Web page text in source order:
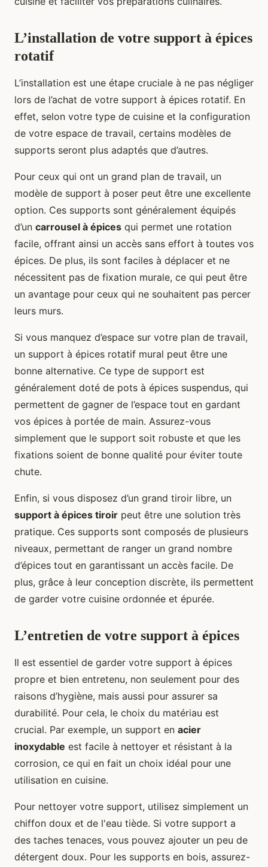
L’installation de votre support à épices
rotatif
L’installation est une étape cruciale à ne pas négliger
lors de l’achat de votre support à épices rotatif. En
effet, selon votre type de cuisine et la configuration
de votre espace de travail, certains modèles de
supports seront plus adaptés que d’autres.
Pour ceux qui ont un grand plan de travail, un
modèle de support à poser peut être une excellente
option. Ces supports sont généralement équipés
d’un carrousel à épices qui permet une rotation
facile, offrant ainsi un accès sans effort à toutes vos
épices. De plus, ils sont faciles à déplacer et ne
nécessitent pas de fixation murale, ce qui peut être
un avantage pour ceux qui ne souhaitent pas percer
leurs murs.
Si vous manquez d’espace sur votre plan de travail,
un support à épices rotatif mural peut être une
bonne alternative. Ce type de support est
généralement doté de pots à épices suspendus, qui
permettent de gagner de l’espace tout en gardant
vos épices à portée de main. Assurez-vous
simplement que le support soit robuste et que les
fixations soient de bonne qualité pour éviter toute
chute.
Enfin, si vous disposez d’un grand tiroir libre, un
support à épices tiroir peut être une solution très
pratique. Ces supports sont composés de plusieurs
niveaux, permettant de ranger un grand nombre
d’épices tout en garantissant un accès facile. De
plus, grâce à leur conception discrète, ils permettent
de garder votre cuisine ordonnée et épurée.
L’entretien de votre support à épices
Il est essentiel de garder votre support à épices
propre et bien entretenu, non seulement pour des
raisons d’hygiène, mais aussi pour assurer sa
durabilité. Pour cela, le choix du matériau est
crucial. Par exemple, un support en acier
inoxydable est facile à nettoyer et résistant à la
corrosion, ce qui en fait un choix idéal pour une
utilisation en cuisine.
Pour nettoyer votre support, utilisez simplement un
chiffon doux et de l'eau tiède. Si votre support a
des taches tenaces, vous pouvez ajouter un peu de
détergent doux. Pour les supports en bois, assurez-